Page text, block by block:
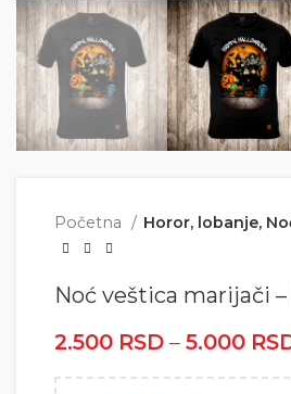
Početna Horor, lobanje,
Noć veštica marijači
2.500 RSD – 5.000